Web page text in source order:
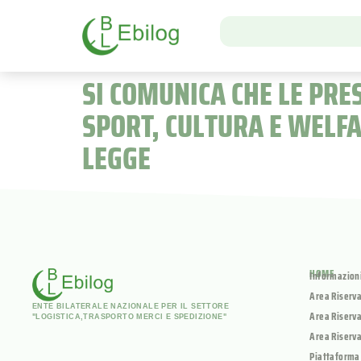
SI COMUNICA CHE LE
SPORT, CULTURA E
LEGGE
ENTE BILATERALE NAZIONALE PER IL SETTORE
"LOGISTICA,TRASPORTO MERCI E SPEDIZIONE"
HOME
Area
Area
Area